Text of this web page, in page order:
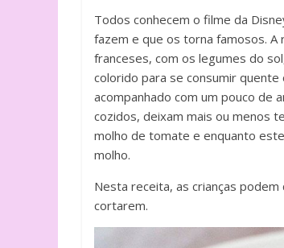
Todos conhecem o filme da
fazem e que os torna famosos. A
franceses, com os legumes do
colorido para se consumir quente
acompanhado com um pouco de
cozidos, deixam mais ou menos
molho de tomate e enquanto
molho.
Nesta receita, as crianças
cortarem.